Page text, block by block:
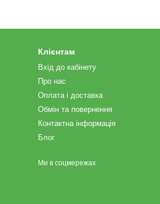
Клієнтам
Вхід до кабінету
Про нас
Оплата і доставка
Обмін та повернення
Контактна інформація
Блог
Ми в соцмережах